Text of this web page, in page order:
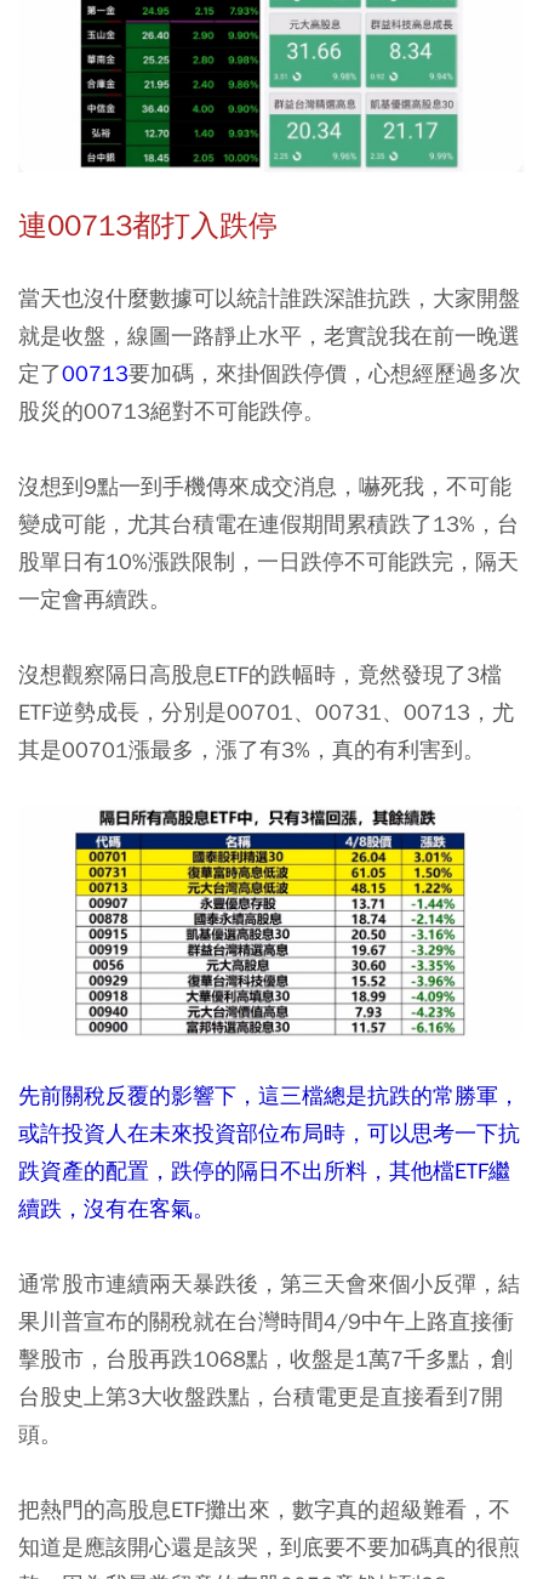
連00713都打入跌停
當天也沒什麼數據可以統計誰跌深誰抗跌，大家開盤
就是收盤，線圖一路靜止水平，老實說我在前一晚選
定了00713要加碼，來掛個跌停價，心想經歷過多次
股災的00713絕對不可能跌停。
沒想到9點一到手機傳來成交消息，嚇死我，不可能
變成可能，尤其台積電在連假期間累積跌了13%，台
股單日有10%漲跌限制，一日跌停不可能跌完，隔天
一定會再續跌。
沒想觀察隔日高股息ETF的跌幅時，竟然發現了3檔
ETF逆勢成長，分別是00701、00731、00713，尤
其是00701漲最多，漲了有3%，真的有利害到。
先前關稅反覆的影響下，這三檔總是抗跌的常勝軍，
或許投資人在未來投資部位布局時，可以思考一下抗
跌資產的配置，跌停的隔日不出所料，其他檔ETF繼
續跌，沒有在客氣。
通常股市連續兩天暴跌後，第三天會來個小反彈，結
果川普宣布的關稅就在台灣時間4/9中午上路直接衝
擊股市，台股再跌1068點，收盤是1萬7千多點，創
台股史上第3大收盤跌點，台積電更是直接看到7開
頭。
把熱門的高股息ETF攤出來，數字真的超級難看，不
知道是應該開心還是該哭，到底要不要加碼真的很煎